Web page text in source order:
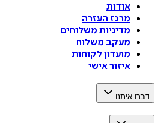
אודות
מרכז העזרה
מדיניות משלוחים
מעקב משלוח
מועדון לקוחות
איזור אישי
דברו איתנו